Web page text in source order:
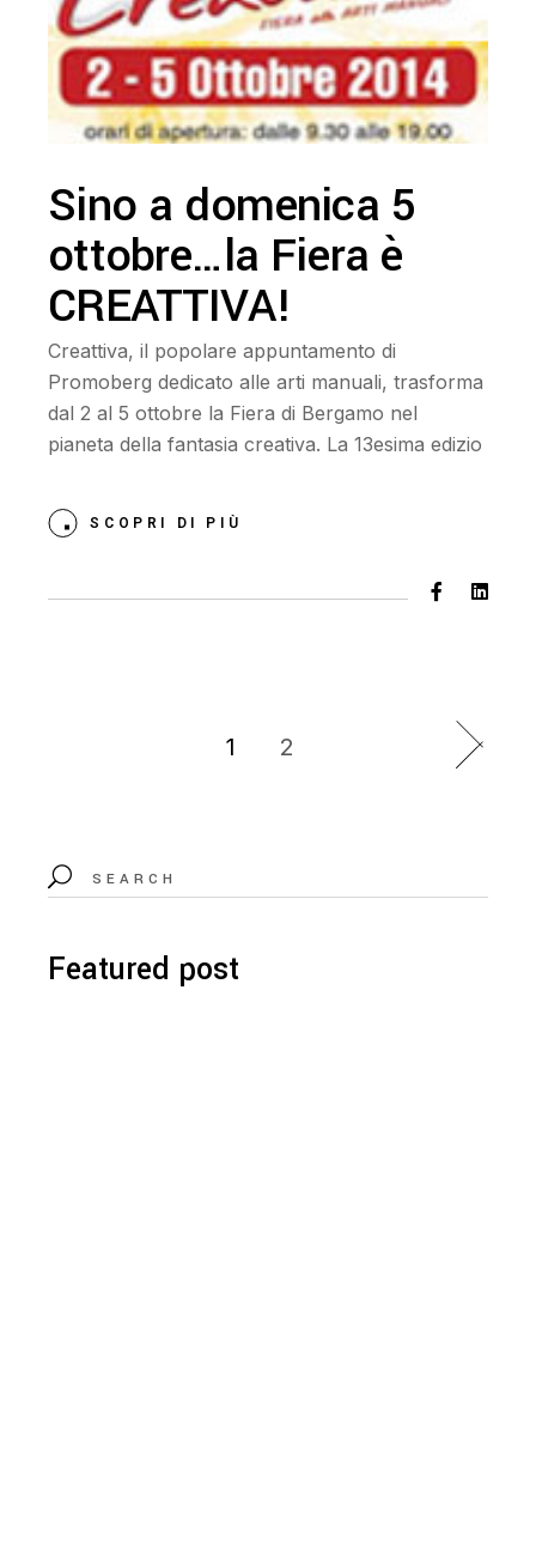
Sino a domenica 5
ottobre…la Fiera è
CREATTIVA!
Creattiva, il popolare appuntamento di
Promoberg dedicato alle arti manuali, trasforma
dal 2 al 5 ottobre la Fiera di Bergamo nel
pianeta della fantasia creativa. La 13esima edizio
SCOPRI DI PIÙ
1 2
Featured post